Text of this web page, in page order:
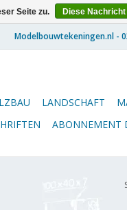
LANDSCHAFT
ABONNEMENT
Seite zu. Diese